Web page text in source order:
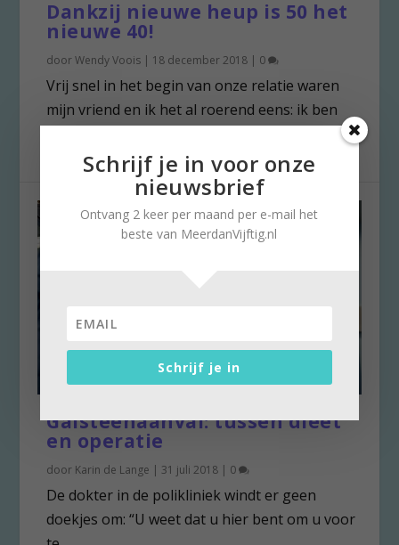
Dankzij nieuwe heup is 50 het
nieuwe 40!
doorWendy Voois | 18 december 2018 | 0
Vrij snel in het begin van onze relatie waren
mijn vriend en ik het al roerend eens: ik ben
Galsteenaanval: tussen dieet
en operatie
door Karin de Lange | 31 juli 2018 | 0
De dokter in de polikliniek windt er geen
doekjes om: “U weet dat u hier bent om u voor
Schrijf je in voor onze
nieuwsbrief
Ontvang 2 keer per maand per e-mail het
beste van MeerdanVijftig.nl
Schrijf je in